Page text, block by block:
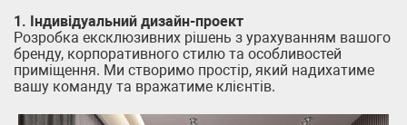
1. Індивідуальний дизайн-проект
Розробка ексклюзивних рішень з урахуванням вашого
бренду, корпоративного стилю та особливостей
приміщення. Ми створимо простір, який надихатиме
вашу команду та вражатиме клієнтів.